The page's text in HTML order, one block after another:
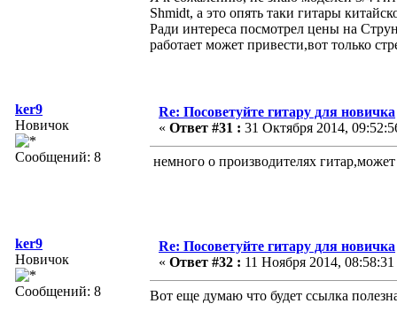
Shmidt, а это опять таки гитары
Ради интереса посмотрел цены на
работает может привести,вот только
ker9
Новичок
Сообщений: 8
Re: Посоветуйте гитару для новичка
« Ответ #31 : 31 Октября 2014,
немного о производителях
ker9
Новичок
Сообщений: 8
Re: Посоветуйте гитару для новичка
« Ответ #32 : 11 Ноября 2014, 08:58:31
Вот еще думаю что будет ссылка